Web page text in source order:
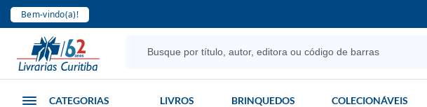
Bem-vindo(a)!
CATEGORIAS LIVROS BRINQUEDOS COLECIONÁVEIS